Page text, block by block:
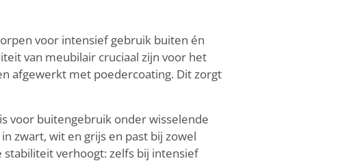
voor intensief gebruik buiten én
van meubilair cruciaal zijn voor het
afgewerkt met poedercoating. Dit zorgt
voor buitengebruik onder wisselende
zwart, wit en grijs en past bij zowel
verhoogt: zelfs bij intensief